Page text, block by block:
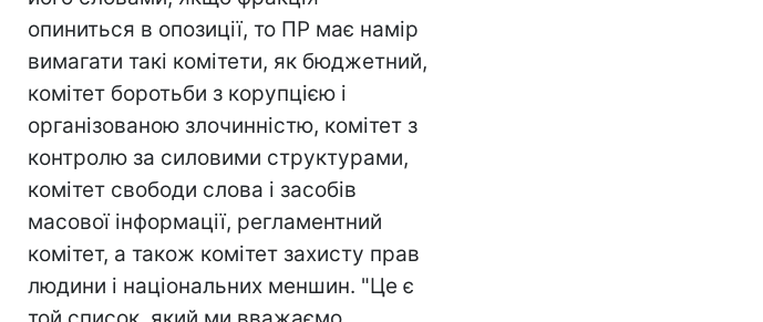
опиниться в опозиції, то ПР має намір
вимагати такі комітети, як бюджетний,
комітет боротьби з корупцією і
організованою злочинністю, комітет з
контролю за силовими структурами,
комітет свободи слова і засобів
масової інформації, регламентний
комітет, а також комітет захисту прав
людини і національних меншин. "Це є